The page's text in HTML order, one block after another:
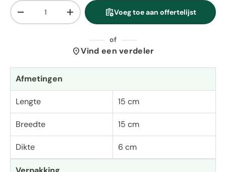
Aantal
Verlaag de hoeveelheidVerhoog de hoeveelheid
assignment_add Voeg toe aan offertelijst
of
location_onVind een verdeler
Afmetingen
Lengte 15 cm
Breedte 15 cm
Dikte 6 cm